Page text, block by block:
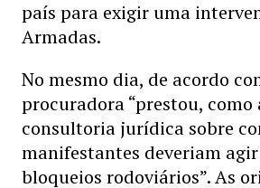
país para exigir uma
Armadas.
No mesmo dia, de acordo
procuradora “prestou, como
consultoria jurídica sobre
manifestantes deveriam
bloqueios rodoviários”. As